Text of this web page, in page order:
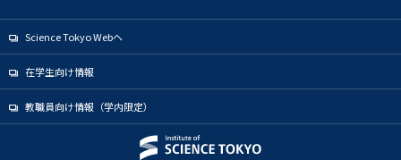
Science Tokyo Webヘ
在学生向け情報
教職員向け情報（学内限定）